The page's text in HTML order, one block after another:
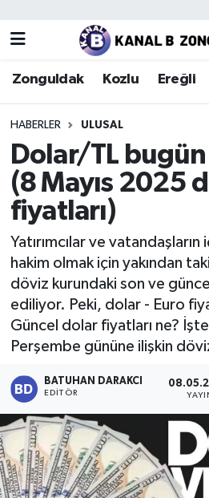
Zonguldak Kozlu Ereğli
HABERLER ULUSAL
Dolar/TL
(8 Mayıs 2025
fiyatları)
Yatırımcılar ve vatandaşların
hakim olmak için yakından
döviz kurundaki son ve
ediliyor. Peki, dolar - Euro
Güncel dolar fiyatları ne?
Perşembe gününe ilişkin
BATUHAN DARAKCI
EDITÖR
Zonguldak
Kozlu
Ereğli
Çaycuma
Alaplı
Devrek
Gökçebey
Bartın
Karabük
Spor
Ulusal
Zonguldak Nöbetçi
Zonguldak Hava Durumu
Zonguldak Trafik
Puan Durumu ve Fikstür
Tüm Manşetler
Son Dakika Haberleri
Haber Arşivi